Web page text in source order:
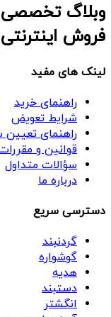
وبلاگ تخصصی
فروش
لینک های مفید
راهنمای خرید
شرایط تعویض
راهنمای تعیین
قوانین و
سؤالات متداول
درباره ما
دسترسی سریع
گردنبند
گوشواره
هدیه
دستبند
انگشتر